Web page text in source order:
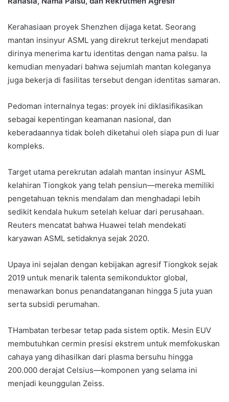
Kerahasiaan proyek Shenzhen dijaga ketat. Seorang
mantan insinyur ASML yang direkrut terkejut mendapati
dirinya menerima kartu identitas dengan nama palsu. Ia
kemudian menyadari bahwa sejumlah mantan koleganya
juga bekerja di fasilitas tersebut dengan identitas samaran.
Pedoman internalnya tegas: proyek ini diklasifikasikan
sebagai kepentingan keamanan nasional, dan
keberadaannya tidak boleh diketahui oleh siapa pun di luar
kompleks.
Target utama perekrutan adalah mantan insinyur ASML
kelahiran Tiongkok yang telah pensiun—mereka memiliki
pengetahuan teknis mendalam dan menghadapi lebih
sedikit kendala hukum setelah keluar dari perusahaan.
Reuters mencatat bahwa Huawei telah mendekati
karyawan ASML setidaknya sejak 2020.
Upaya ini sejalan dengan kebijakan agresif Tiongkok sejak
2019 untuk menarik talenta semikonduktor global,
menawarkan bonus penandatanganan hingga 5 juta yuan
serta subsidi perumahan.
THambatan terbesar tetap pada sistem optik. Mesin EUV
membutuhkan cermin presisi ekstrem untuk memfokuskan
cahaya yang dihasilkan dari plasma bersuhu hingga
200.000 derajat Celsius—komponen yang selama ini
menjadi keunggulan Zeiss.